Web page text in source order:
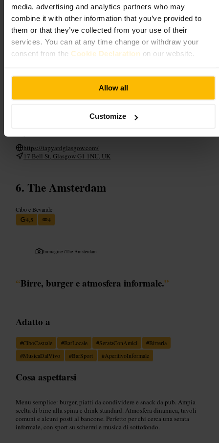
media, advertising and analytics partners who may
combine it with other information that you’ve provided to
them or that they’ve collected from your use of their
services. You can at any time change or withdraw your
consent from the Cookie Declaration on our website.
Allow all
Customize
Spazio conviviale con tavoli alti e posti per gruppi. Se cerchi un locale
tranquillo per una chiacchierata, punta alle prime ore della serata. Se
preferisci atmosfera vivace, vai più tardi: c’è spesso movimento e si
sentono partite sportive in sottofondo. Il menu offre piatti informali e
snack pensati per accompagnare le bevande.
Pianifica la tua visita
Arriva con un gruppo o da solo, entrambi i casi funzionano. Se siete in
bancone quando vuoi cambiare birra, il personale consiglia le spine
https://tapyardglasgow.com/
17 Bell St, Glasgow G1 1NU, UK
The Amsterdam
Cibo e Bevande
4,5
4
Immagine /The Amsterdam
“Birre, burger e atmosfera informale.”
Adatto a
#CiboCasuale #BarLocale #SerataConAmici #Birreria
#MusicaDalVivo #BarSport #AperitivoInformale
Cosa aspettarsi
Menu semplice: burger, piatti da condividere e snack da pub. Ampia
scelta di birre alla spina e drink standard. Atmosfera dinamica, tavoli
comuni e alcuni posti al bancone. Perfetto per chi cerca una serata
informale, con sport su schermi e musica di sottofondo.